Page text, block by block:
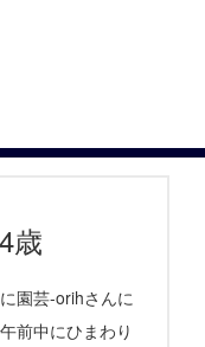
歳
園芸-orihさんに
前中にひまわり